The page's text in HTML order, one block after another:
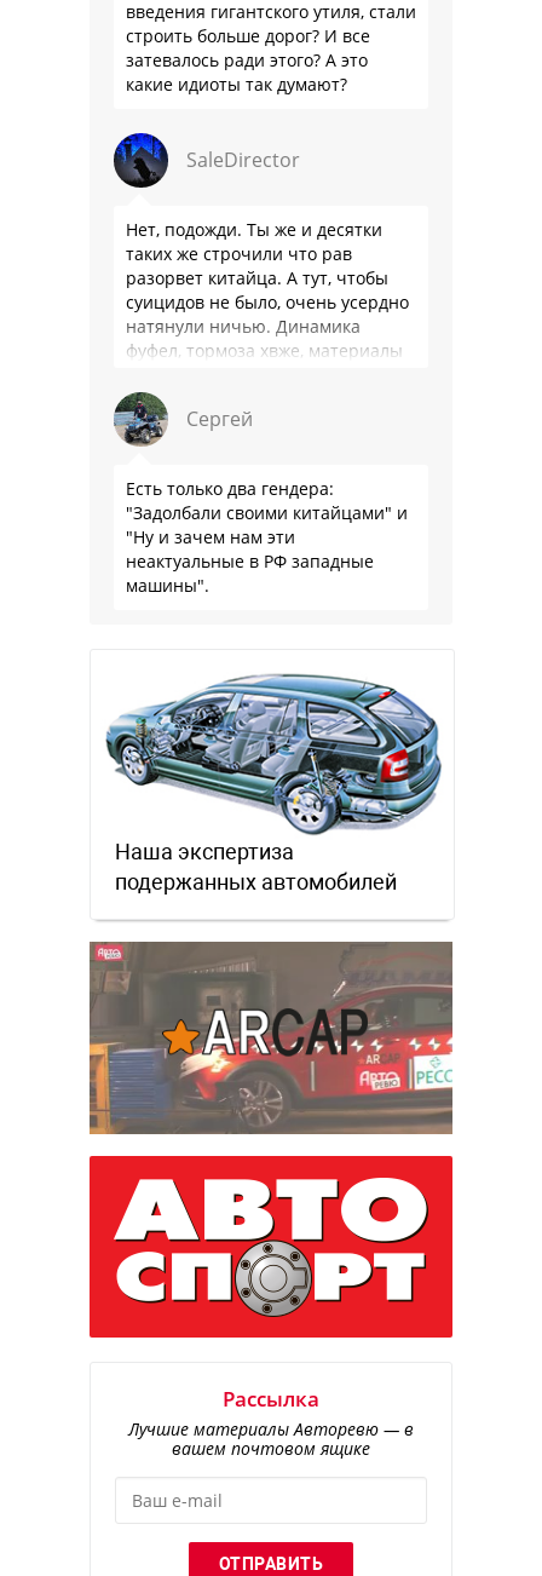
введения гигантского утиля, стали
строить больше дорог? И все
затевалось ради этого? А это
какие идиоты так думают?
SaleDirector
Нет, подожди. Ты же и десятки
таких же строчили что рав
разорвет китайца. А тут, чтобы
суицидов не было, очень усердно
натянули ничью. Динамика
фуфел, тормоза хвже, материалы
Сергей
Есть только два гендера:
"Задолбали своими китайцами" и
"Ну и зачем нам эти
неактуальные в РФ западные
машины".
Наша экспертиза
подержанных автомобилей
Рассылка
Лучшие материалы Авторевю — в
вашем почтовом ящике